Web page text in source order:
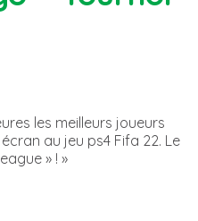
les meilleurs joueurs
au jeu ps4 Fifa 22. Le
» ! »